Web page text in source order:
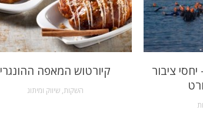
קיורטוש המאפה ההונגרי
השקות,שיווק ומיתוג
נגב 2015 – יחסי ציבור